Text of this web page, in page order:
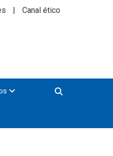
| Canal ético